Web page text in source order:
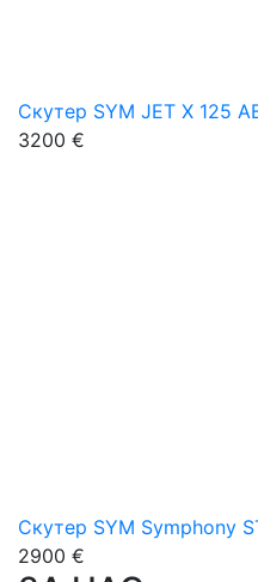
Скутер SYM JET X 125
3200 €
Скутер SYM Symphony
2900 €